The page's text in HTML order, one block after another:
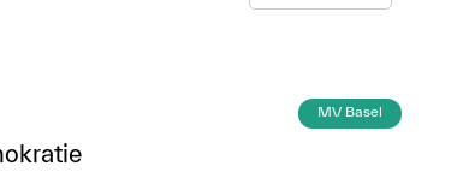
MV Basel